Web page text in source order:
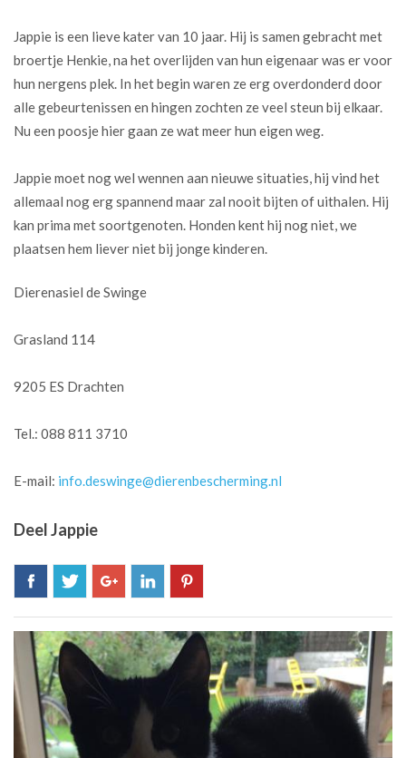
Jappie is een lieve kater van 10 jaar. Hij is samen gebracht met
broertje Henkie, na het overlijden van hun eigenaar was er voor
hun nergens plek. In het begin waren ze erg overdonderd door
alle gebeurtenissen en hingen zochten ze veel steun bij elkaar.
Nu een poosje hier gaan ze wat meer hun eigen weg.
Jappie moet nog wel wennen aan nieuwe situaties, hij vind het
allemaal nog erg spannend maar zal nooit bijten of uithalen. Hij
kan prima met soortgenoten. Honden kent hij nog niet, we
plaatsen hem liever niet bij jonge kinderen.
Dierenasiel de Swinge
Grasland 114
9205 ES Drachten
Tel.: 088 811 3710
E-mail: info.deswinge@dierenbescherming.nl
Deel Jappie